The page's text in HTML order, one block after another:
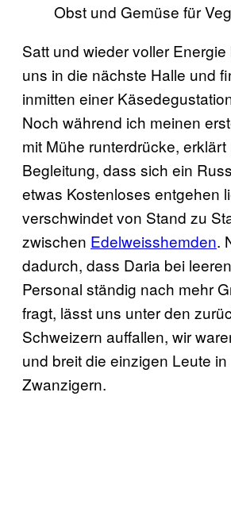
Obst und Gemüse für
Satt und wieder voller
uns in die nächste Halle und
inmitten einer
Noch während ich meinen
mit Mühe runterdrücke, erklärt
Begleitung, dass sich ein
etwas Kostenloses entgehen
verschwindet von Stand zu
zwischen Edelweisshemden.
dadurch, dass Daria bei
Personal ständig nach mehr
fragt, lässt uns unter den
Schweizern auffallen, wir
und breit die einzigen Leute in
Zwanzigern.